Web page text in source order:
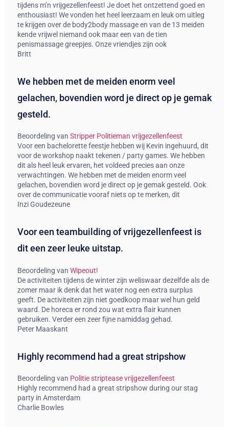
tijdens m’n vrijgezellenfeest! Je doet het ontzettend goed en
enthousiast! We vonden het heel leerzaam en leuk om uitleg
te krijgen over de body2body massage en van de 13 meiden
kende vrijwel niemand ook maar een van de tien
penismassage greepjes. Onze vriendjes zijn ook
Britt
We hebben met de meiden enorm veel
gelachen, bovendien word je direct op je gemak
gesteld.
Beoordeling van Stripper Politieman vrijgezellenfeest
Voor een bachelorette feestje hebben wij Kevin ingehuurd, dit
voor de workshop naakt tekenen / party games. We hebben
dit als heel leuk ervaren, het voldeed precies aan onze
verwachtingen. We hebben met de meiden enorm veel
gelachen, bovendien word je direct op je gemak gesteld. Ook
over de communicatie vooraf niets op te merken, dit
Inzi Goudezeune
Voor een teambuilding of vrijgezellenfeest is
dit een zeer leuke uitstap.
Beoordeling van Wipeout!
De activiteiten tijdens de winter zijn weliswaar dezelfde als de
zomer maar ik denk dat het water nog een extra surplus
geeft. De activiteiten zijn niet goedkoop maar wel hun geld
waard. De horeca er rond zou wat extra flair kunnen
gebruiken. Verder een zeer fijne namiddag gehad.
Peter Maaskant
Highly recommend had a great stripshow
Beoordeling van Politie striptease vrijgezellenfeest
Highly recommend had a great stripshow during our stag
party in Amsterdam
Charlie Bowles